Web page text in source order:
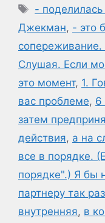
Метки
-
Джекман, - это
сопереживание.
Слушая. Если
это момент, 1.
вас проблеме, 6
затем
действия, а на
все в порядке.
порядке".) Я бы
партнеру так
внутренняя, в